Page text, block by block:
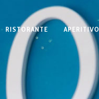
RISTORANTE APERITIVO